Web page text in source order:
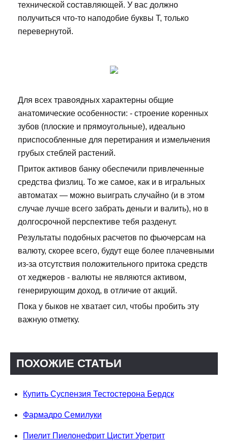
технической составляющей. У вас должно
получиться что-то наподобие буквы Т, только
перевернутой.
Для всех травоядных характерны общие
анатомические особенности: - строение коренных
зубов (плоские и прямоугольные), идеально
приспособленные для перетирания и измельчения
грубых стеблей растений.
Приток активов банку обеспечили привлеченные
средства физлиц. То же самое, как и в игральных
автоматах — можно выиграть случайно (и в этом
случае лучше всего забрать деньги и валить), но в
долгосрочной перспективе тебя разденут.
Результаты подобных расчетов по фьючерсам на
валюту, скорее всего, будут еще более плачевными
из-за отсутствия положительного притока средств
от хеджеров - валюты не являются активом,
генерирующим доход, в отличие от акций.
Пока у быков не хватает сил, чтобы пробить эту
важную отметку.
ПОХОЖИЕ СТАТЬИ
Купить Суспензия Тестостерона Бердск
Фармадро Семилуки
Пиелит Пиелонефрит Цистит Уретрит